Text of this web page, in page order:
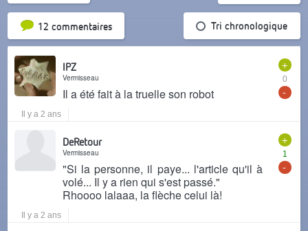
12 commentairesTri par popularité Tri chronologique
+
0
-
IPZ
Vermisseau
Il a été fait à la truelle son robot
Il y a 2 ans
+
1
-
DeRetour
Vermisseau
"Si la personne, il paye... l'article qu'il à
volé... Il y a rien qui s'est passé."
Rhoooo lalaaa, la flèche celui là!
Il y a 2 ans